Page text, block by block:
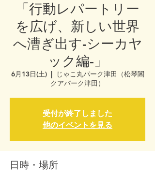
「行動レパートリー
を広げ、新しい世界
へ漕ぎ出す-シーカヤ
ック編-」
6月13日(土)
  |
じゃこ丸パーク津田（松琴閣
クアパーク津田）
受付が終了しました
他のイベントを見る
日時・場所